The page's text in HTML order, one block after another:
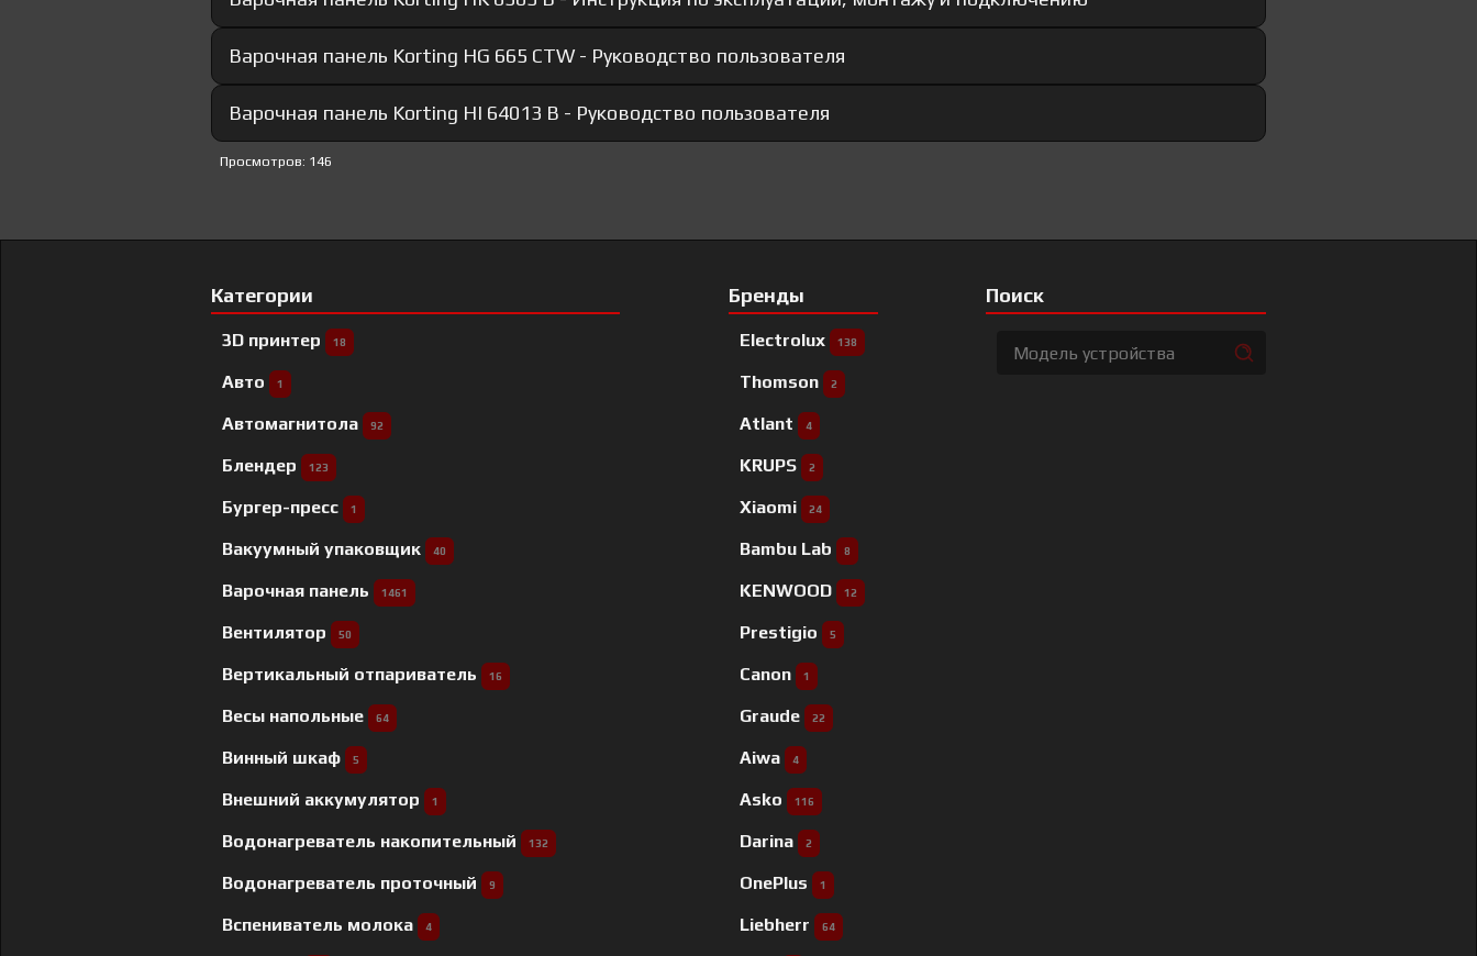
Варочная панель Korting HG 665 CTW - Руководство пользователя
Варочная панель Korting HI 64013 B - Руководство пользователя
Просмотров: 146
Категории
3D принтер 18
Авто 1
Автомагнитола 92
Блендер 123
Бургер-пресс 1
Вакуумный упаковщик 40
Варочная панель 1461
Вентилятор 50
Вертикальный отпариватель 16
Весы напольные 64
Винный шкаф 5
Внешний аккумулятор 1
Водонагреватель накопительный 132
Водонагреватель проточный 9
Вспениватель молока 4
Бренды
Electrolux 138
Thomson 2
Atlant 4
KRUPS 2
Xiaomi 24
Bambu Lab 8
KENWOOD 12
Prestigio 5
Canon 1
Graude 22
Aiwa 4
Asko 116
Darina 2
OnePlus 1
Liebherr 64
Поиск